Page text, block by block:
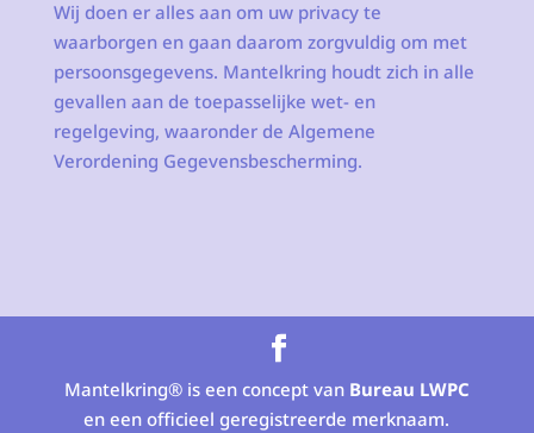
Wij doen er alles aan om uw privacy te
waarborgen en gaan daarom zorgvuldig om met
persoonsgegevens. Mantelkring houdt zich in alle
gevallen aan de toepasselijke wet- en
regelgeving, waaronder de Algemene
Verordening Gegevensbescherming.
Mantelkring® is een concept van Bureau LWPC
en een officieel geregistreerde merknaam.